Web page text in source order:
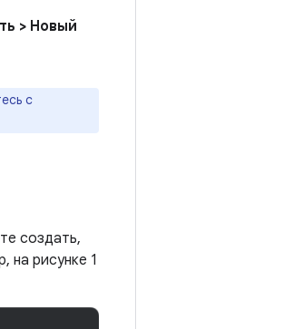
> Новый
с
создать,
на рисунке 1